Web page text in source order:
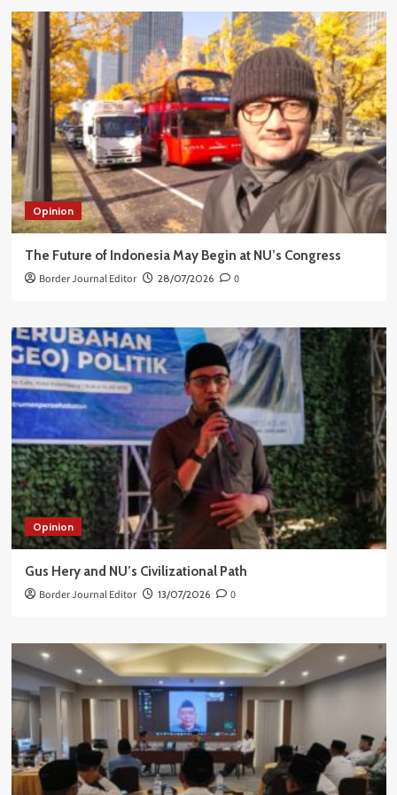
Opinion
The Future of Indonesia May Begin at NU’s Congress
Border Journal Editor 28/07/2026 0
Opinion
Gus Hery and NU’s Civilizational Path
Border Journal Editor 13/07/2026 0